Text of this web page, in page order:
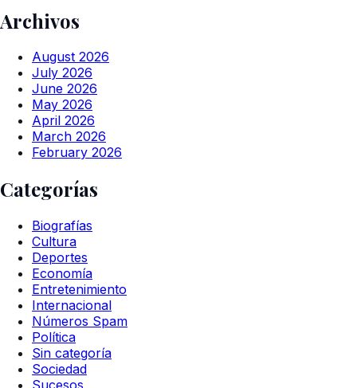
Archivos
August 2026
July 2026
June 2026
May 2026
April 2026
March 2026
February 2026
Categorías
Biografías
Cultura
Deportes
Economía
Entretenimiento
Internacional
Números Spam
Política
Sin categoría
Sociedad